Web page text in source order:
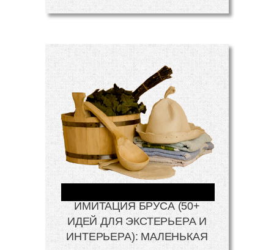
ИМИТАЦИЯ БРУСА (50+
ИДЕЙ ДЛЯ ЭКСТЕРЬЕРА И
ИНТЕРЬЕРА): МАЛЕНЬКАЯ